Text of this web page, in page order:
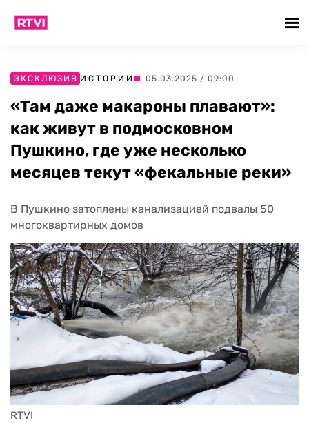
ЭКСКЛЮЗИВ ИСТОРИИ | 05.03.2025 / 09:00
«Там даже макароны плавают»:
как живут в подмосковном
Пушкино, где уже несколько
месяцев текут «фекальные реки»
В Пушкино затоплены канализацией подвалы 50
многоквартирных домов
RTVI